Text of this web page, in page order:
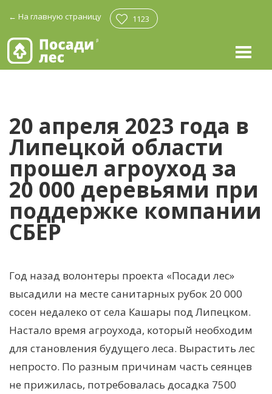
← На главную страницу 1123
20 апреля 2023 года в
Липецкой области
прошел агроуход за
20 000 деревьями при
поддержке компании
СБЕР
Год назад волонтеры проекта «Посади лес»
высадили на месте санитарных рубок 20 000
сосен недалеко от села Кашары под Липецком.
Настало время агроухода, который необходим
для становления будущего леса. Вырастить лес
непросто. По разным причинам часть сеянцев
не прижилась, потребовалась досадка 7500